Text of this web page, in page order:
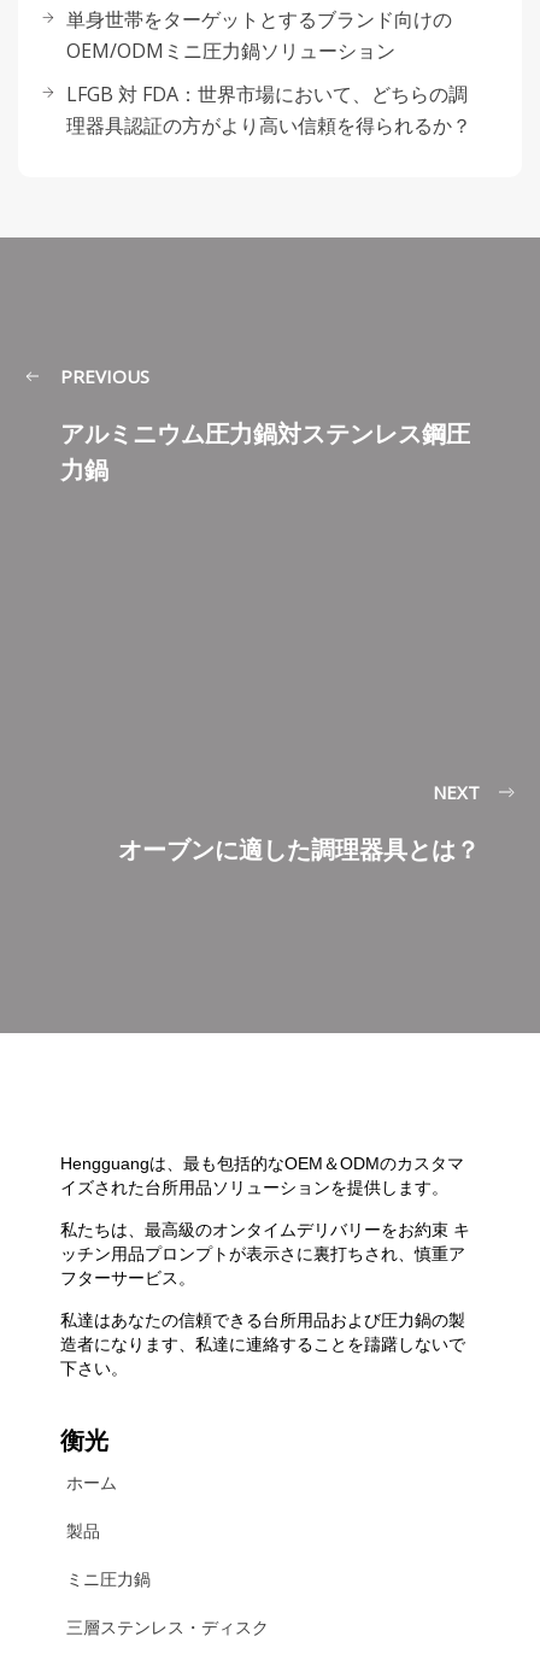
単身世帯をターゲットとするブランド向けの
OEM/ODMミニ圧力鍋ソリューション
LFGB 対 FDA：世界市場において、どちらの調
理器具認証の方がより高い信頼を得られるか？
PREVIOUS
アルミニウム圧力鍋対ステンレス鋼圧
力鍋
NEXT
オーブンに適した調理器具とは？
Hengguangは、最も包括的なOEM＆ODMのカスタマ
イズされた台所用品ソリューションを提供します。
私たちは、最高級のオンタイムデリバリーをお約束 キ
ッチン用品プロンプトが表示さに裏打ちされ、慎重ア
フターサービス。
私達はあなたの信頼できる台所用品および圧力鍋の製
造者になります、私達に連絡することを躊躇しないで
下さい。
衡光
ホーム
製品
ミニ圧力鍋
三層ステンレス・ディスク